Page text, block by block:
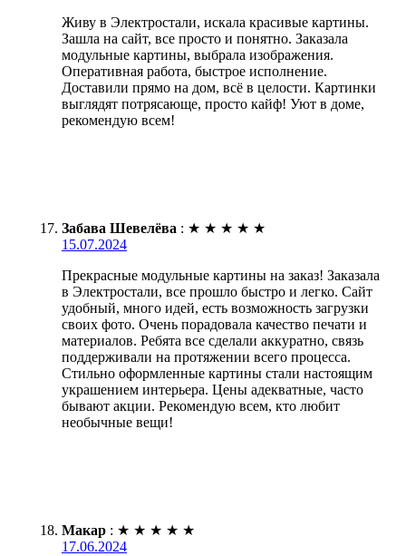
Живу в Электростали, искала красивые картины.
Зашла на сайт, все просто и понятно. Заказала
модульные картины, выбрала изображения.
Оперативная работа, быстрое исполнение.
Доставили прямо на дом, всё в целости. Картинки
выглядят потрясающе, просто кайф! Уют в доме,
рекомендую всем!
Забава Шевелёва : ★ ★ ★ ★ ★
15.07.2024
Прекрасные модульные картины на заказ! Заказала
в Электростали, все прошло быстро и легко. Сайт
удобный, много идей, есть возможность загрузки
своих фото. Очень порадовала качество печати и
материалов. Ребята все сделали аккуратно, связь
поддерживали на протяжении всего процесса.
Стильно оформленные картины стали настоящим
украшением интерьера. Цены адекватные, часто
бывают акции. Рекомендую всем, кто любит
необычные вещи!
Макар : ★ ★ ★ ★ ★
17.06.2024